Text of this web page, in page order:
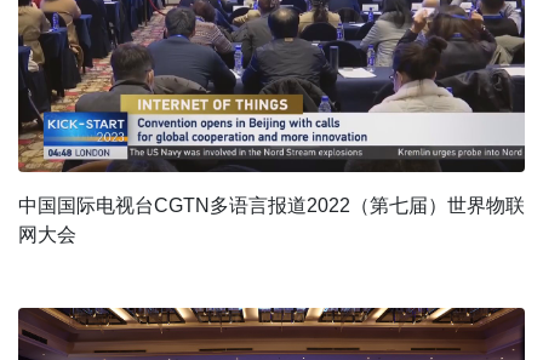
中国国际电视台CGTN多语言报道2022（第七届）世界物联
网大会